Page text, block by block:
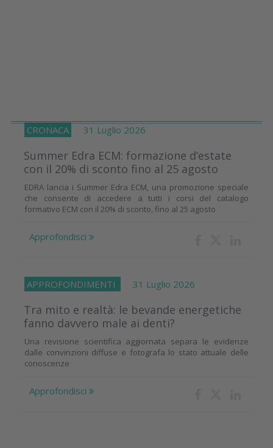
CRONACA 31 Luglio 2026
Summer Edra ECM: formazione d’estate
con il 20% di sconto fino al 25 agosto
EDRA lancia i Summer Edra ECM, una promozione speciale
che consente di accedere a tutti i corsi del catalogo
formativo ECM con il 20% di sconto, fino al 25 agosto
Approfondisci
APPROFONDIMENTI 31 Luglio 2026
Tra mito e realtà: le bevande energetiche
fanno davvero male ai denti?
Una revisione scientifica aggiornata separa le evidenze
dalle convinzioni diffuse e fotografa lo stato attuale delle
conoscenze
Approfondisci